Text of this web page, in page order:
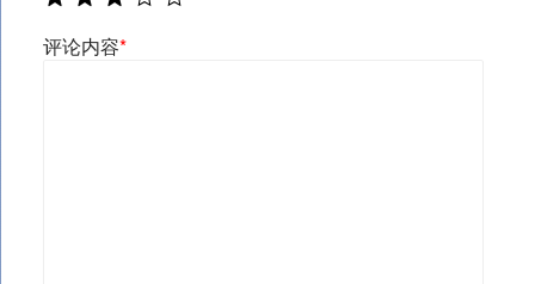
评论内容*